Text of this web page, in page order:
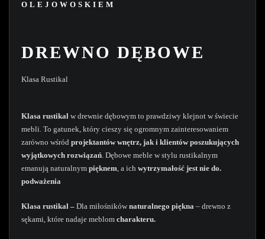
OLEJOWOSKIEM
DREWNO DĘBOWE
Klasa Rustikal
Klasa rustikal w drewnie dębowym to prawdziwy klejnot w świecie
mebli. To gatunek, który cieszy się ogromnym zainteresowaniem
zarówno wśród projektantów wnętrz, jak i klientów poszukujących
wyjątkowych rozwiązań. Dębowe meble w stylu rustikalnym
emanują naturalnym pięknem, a ich wytrzymałość jest nie do.
podważenia
Klasa rustikal – Dla miłośników naturalnego piękna – drewno z
sękami, które nadaje meblom charakteru.